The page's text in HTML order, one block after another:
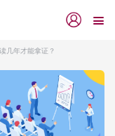
几年才能拿证？